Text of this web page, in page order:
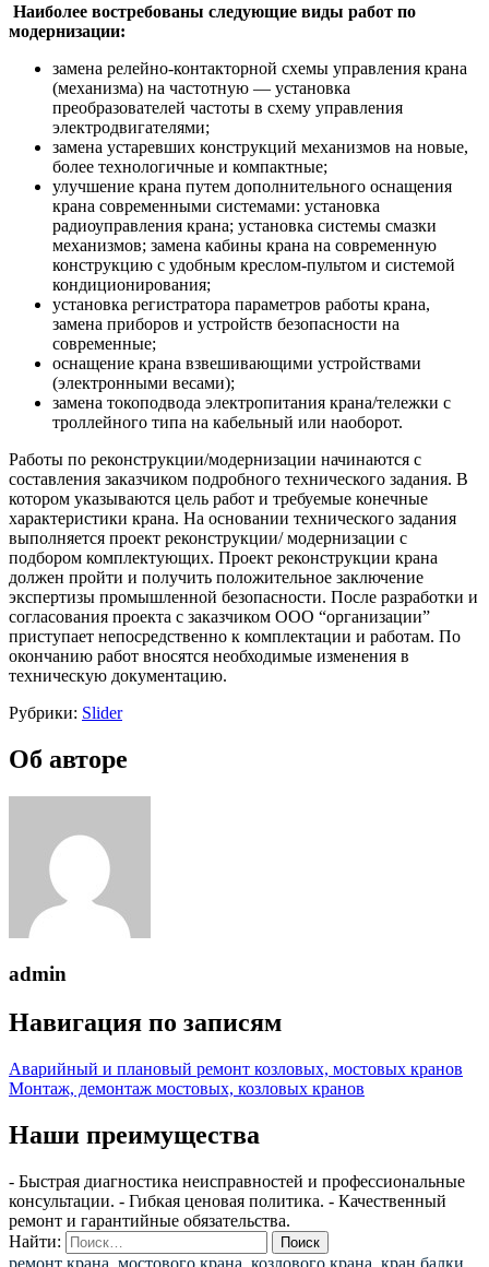
Наиболее востребованы следующие виды работ по
модернизации:
замена релейно-контакторной схемы управления крана
(механизма) на частотную — установка
преобразователей частоты в схему управления
электродвигателями;
замена устаревших конструкций механизмов на новые,
более технологичные и компактные;
улучшение крана путем дополнительного оснащения
крана современными системами: установка
радиоуправления крана; установка системы смазки
механизмов; замена кабины крана на современную
конструкцию с удобным креслом-пультом и системой
кондиционирования;
установка регистратора параметров работы крана,
замена приборов и устройств безопасности на
современные;
оснащение крана взвешивающими устройствами
(электронными весами);
замена токоподвода электропитания крана/тележки с
троллейного типа на кабельный или наоборот.
Работы по реконструкции/модернизации начинаются с
составления заказчиком подробного технического задания. В
котором указываются цель работ и требуемые конечные
характеристики крана. На основании технического задания
выполняется проект реконструкции/ модернизации с
подбором комплектующих. Проект реконструкции крана
должен пройти и получить положительное заключение
экспертизы промышленной безопасности. После разработки и
согласования проекта с заказчиком ООО “организации”
приступает непосредственно к комплектации и работам. По
окончанию работ вносятся необходимые изменения в
техническую документацию.
Рубрики: Slider
Об авторе
admin
Навигация по записям
Аварийный и плановый ремонт козловых, мостовых кранов
Монтаж, демонтаж мостовых, козловых кранов
Наши преимущества
- Быстрая диагностика неисправностей и профессиональные
консультации. - Гибкая ценовая политика. - Качественный
ремонт и гарантийные обязательства.
Найти:
ремонт крана, мостового крана, козлового крана, кран балки,